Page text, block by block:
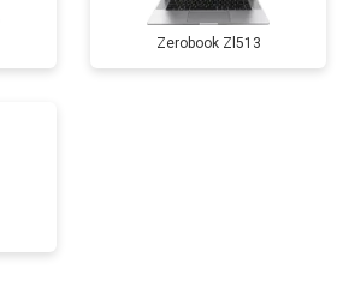
Zerobook Zl513